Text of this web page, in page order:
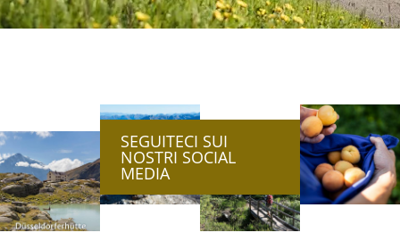
SEGUITECI SUI
NOSTRI SOCIAL
MEDIA